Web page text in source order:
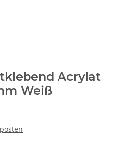
Acrylat
Weiß